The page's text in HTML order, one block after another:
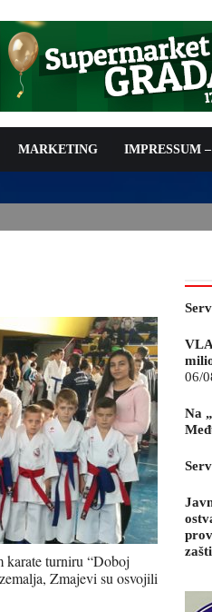
MARKETING IMPRESSUM
karate turniru “Doboj
Zmajevi su osvojili
06/
Na